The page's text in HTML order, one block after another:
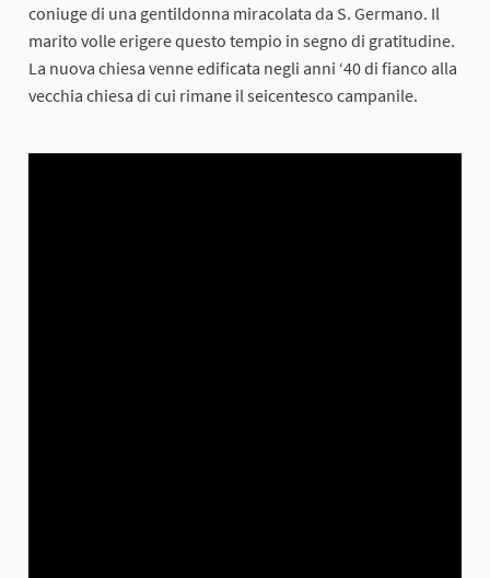
coniuge di una gentildonna miracolata da S. Germano. Il
marito volle erigere questo tempio in segno di gratitudine.
La nuova chiesa venne edificata negli anni ‘40 di fianco alla
vecchia chiesa di cui rimane il seicentesco campanile.